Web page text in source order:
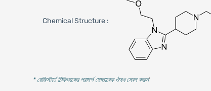
Chemical Structure :
* রেজিস্টার্ড চিকিৎসকের পরামর্শ মোতাবেক ঔষধ সেবন করুন'